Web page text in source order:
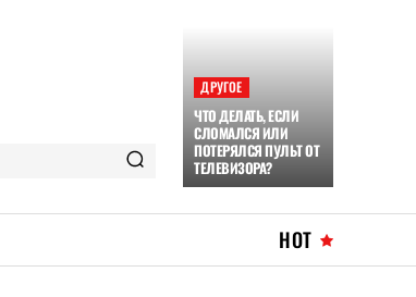
ДРУГОЕ
ЧТО ДЕЛАТЬ, ЕСЛИ
СЛОМАЛСЯ ИЛИ
ПОТЕРЯЛСЯ ПУЛЬТ ОТ
ТЕЛЕВИЗОРА?
HOT